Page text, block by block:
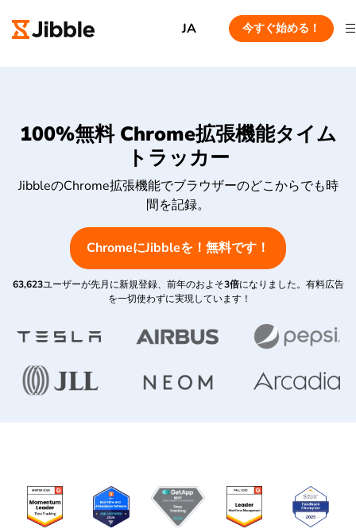
JA 今すぐ始める！
100%無料 Chrome拡張機能タイム
トラッカー
JibbleのChrome拡張機能でブラウザーのどこからでも時
間を記録。
ChromeにJibbleを！無料です！
63,623ユーザーが先月に新規登録、前年のおよそ3倍になりました。有料広告
を一切使わずに実現しています！